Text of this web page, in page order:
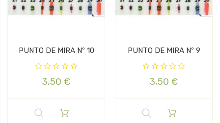
PUNTO DE MIRA Nº 10
3,50 €
PUNTO DE MIRA Nº 9
3,50 €